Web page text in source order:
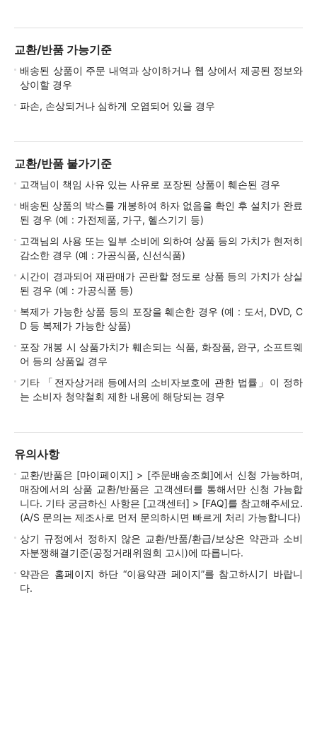
교환/반품 가능기준
배송된 상품이 주문 내역과 상이하거나 웹 상에서 제공된 정보와
상이할 경우
파손, 손상되거나 심하게 오염되어 있을 경우
교환/반품 불가기준
고객님이 책임 사유 있는 사유로 포장된 상품이 훼손된 경우
배송된 상품의 박스를 개봉하여 하자 없음을 확인 후 설치가 완료
된 경우 (예 : 가전제품, 가구, 헬스기기 등)
고객님의 사용 또는 일부 소비에 의하여 상품 등의 가치가 현저히
감소한 경우 (예 : 가공식품, 신선식품)
시간이 경과되어 재판매가 곤란할 정도로 상품 등의 가치가 상실
된 경우 (예 : 가공식품 등)
복제가 가능한 상품 등의 포장을 훼손한 경우 (예 : 도서, DVD, C
D 등 복제가 가능한 상품)
포장 개봉 시 상품가치가 훼손되는 식품, 화장품, 완구, 소프트웨
어 등의 상품일 경우
기타 「전자상거래 등에서의 소비자보호에 관한 법률」이 정하
는 소비자 청약철회 제한 내용에 해당되는 경우
유의사항
교환/반품은 [마이페이지] > [주문배송조회]에서 신청 가능하며,
매장에서의 상품 교환/반품은 고객센터를 통해서만 신청 가능합
니다. 기타 궁금하신 사항은 [고객센터] > [FAQ]를 참고해주세요.
(A/S 문의는 제조사로 먼저 문의하시면 빠르게 처리 가능합니다)
상기 규정에서 정하지 않은 교환/반품/환급/보상은 약관과 소비
자분쟁해결기준(공정거래위원회 고시)에 따릅니다.
약관은 홈페이지 하단 “이용약관 페이지”를 참고하시기 바랍니
다.